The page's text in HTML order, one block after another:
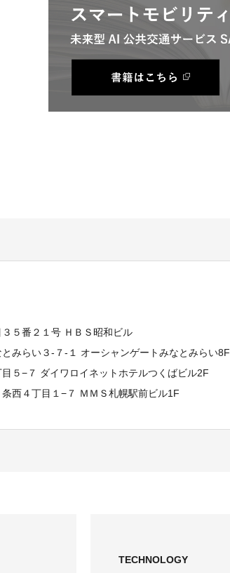
５番２１号 ＨＢＳ昭和ビル
みらい３-７-１ オーシャンゲートみなとみらい8F
５−７ ダイワロイネットホテルつくばビル2F
西４丁目１−７ ＭＭＳ札幌駅前ビル1F
TECHNOLOGY